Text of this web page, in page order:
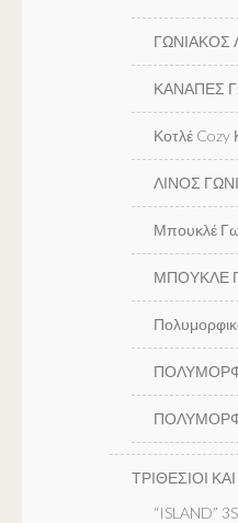
ΓΩΝΙΑΚΟΣ
ΚΑΝΑΠΕΣ
Κοτλέ Cozy
ΛΙΝΟΣ
Μπουκλέ
ΜΠΟΥΚΛΕ
ΤΡΙΘΕΣΙΟΙ
“ISLAND”